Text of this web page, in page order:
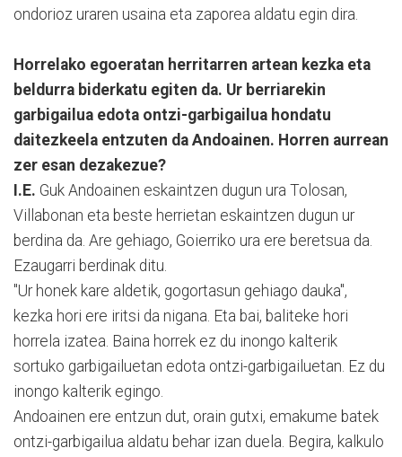
ondorioz uraren usaina eta zaporea aldatu egin dira.
Horrelako egoeratan herritarren artean kezka eta
beldurra biderkatu egiten da. Ur berriarekin
garbigailua edota ontzi-garbigailua hondatu
daitezkeela entzuten da Andoainen. Horren aurrean
zer esan dezakezue?
I.E. Guk Andoainen eskaintzen dugun ura Tolosan,
Villabonan eta beste herrietan eskaintzen dugun ur
berdina da. Are gehiago, Goierriko ura ere beretsua da.
Ezaugarri berdinak ditu.
"Ur honek kare aldetik, gogortasun gehiago dauka",
kezka hori ere iritsi da nigana. Eta bai, baliteke hori
horrela izatea. Baina horrek ez du inongo kalterik
sortuko garbigailuetan edota ontzi-garbigailuetan. Ez du
inongo kalterik egingo.
Andoainen ere entzun dut, orain gutxi, emakume batek
ontzi-garbigailua aldatu behar izan duela. Begira, kalkulo